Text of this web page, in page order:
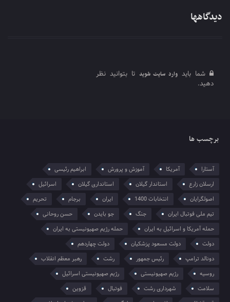
دیدگاهها
شما باید وارد سایت شوید تا بتوانید نظر
دهید.
برچسب ها
آستارا آمریکا آموزش و پرورش
ابراهیم رئیسی
ارسلان زارع
استاندار گیلان استانداری گیلان
اسرائیل
اصولگرایان
انتخابات 1400 ایران برجام
تحریم
تیم ملی فوتبال ایران
جنگ جو بایدن
حسن روحانی
حمله آمریکا و اسرائیل به ایران
حمله رژیم صهیونیستی به ایران
دولت
دولت مسعود پزشکیان
دولت چهاردهم
دونالد ترامپ
رئیس جمهور رشت
رهبر معظم انقلاب
روسیه
رژیم صهیونیستی
رژیم صهیونیستی اسرائیل
سلامت
شهرداری رشت فوتبال
قزوین